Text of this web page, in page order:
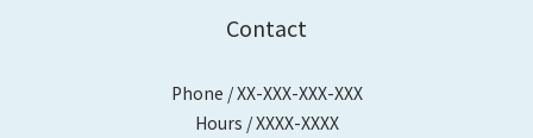
Contact
Phone / XX-XXX-XXX-XXX
Hours / XXXX-XXXX